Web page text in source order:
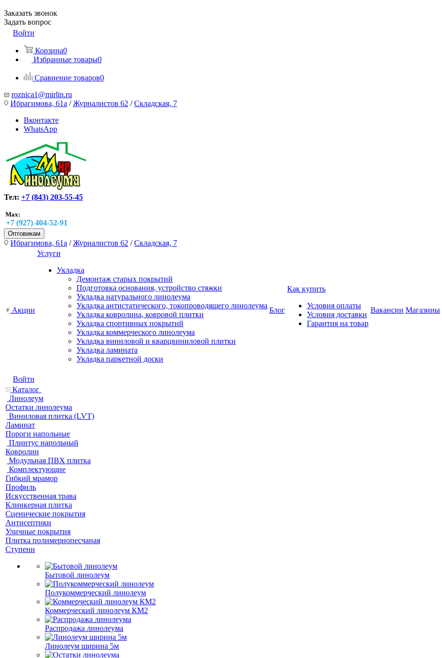
Заказать звонок
Задать вопрос
Войти
Корзина0
Избранные товары0
Сравнение товаров0
roznica1@mirlin.ru
Ибрагимова, 61а /Журналистов 62 /Складская, 7
Вконтакте
WhatsApp
Тел: +7 (843) 203-55-45
Max:
+7 (927) 404-52-91
Оптовикам
Ибрагимова, 61а /Журналистов 62 /Складская, 7
Акции
Услуги
Укладка
Демонтаж старых покрытий
Подготовка основания, устройство стяжки
Укладка натурального линолеума
Укладка антистатического, токопроводящего линолеума
Укладка ковролина, ковровой плитки
Укладка спортивных покрытий
Укладка коммерческого линолеума
Укладка виниловой и кварцвиниловой плитки
Укладка ламината
Укладка паркетной доски
Блог
Как купить
Условия оплаты
Условия доставки
Гарантия на товар
Вакансии Магазины
Войти
Каталог
Линолеум
Остатки линолеума
Виниловая плитка (LVT)
Ламинат
Пороги напольные
Плинтус напольный
Ковролин
Модульная ПВХ плитка
Комплектующие
Гибкий мрамор
Профиль
Искусственная трава
Клинкерная плитка
Сценические покрытия
Антисептики
Уличные покрытия
Плитка полимернопесчаная
Ступени
Бытовой линолеум
Полукоммерческий линолеум
Коммерческий линолеум КМ2
Распродажа линолеума
Линолеум ширина 5м